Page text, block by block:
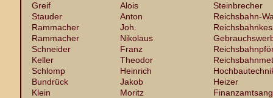
Greif
Alois
Steinbrecher
Stauder
Anton
Reichsbahn-
Rammacher
Joh.
Rammacher
Nikolaus
Schneider
Franz
Keller
Theodor
Schlomp
Heinrich
Bundrück
Jakob
Heizer
Klein
Moritz